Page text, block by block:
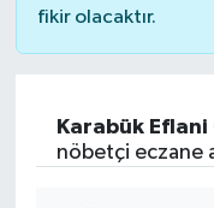
fikir olacaktır.
Karabük Eflani
nöbetçi eczane